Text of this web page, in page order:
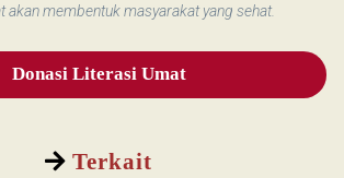
Terkait
akan membentuk masyarakat yang sehat.
Donasi Literasi Umat